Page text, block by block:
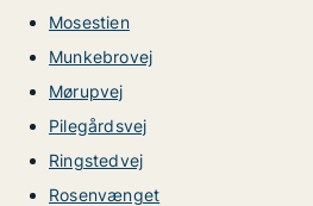
Mosestien
Munkebrovej
Mørupvej
Pilegårdsvej
Ringstedvej
Rosenvænget